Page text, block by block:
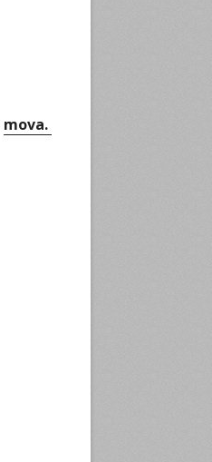
mova.